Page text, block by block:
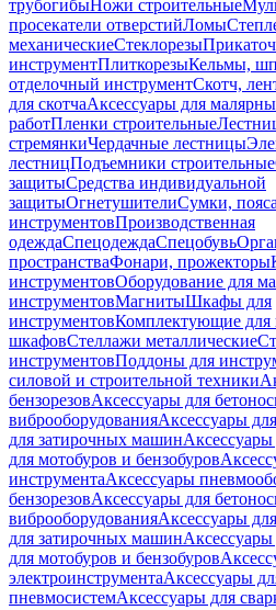
трубогибыНожи строительные
просекатели отверстийЛомы
механическиеСтеклорезы
инструментПлиткорезыКельмы,
отделочный инструментСкотч,
для скотчаАксессуары для
работПленки строительные
стремянкиЧердачные лестницы
лестницПодъемники строительные
защитыСредства индивидуальной
защитыОгнетушителиСумки,
инструментовПроизводственная
одеждаСпецодеждаСпецобувь
пространстваФонари, прожекторы
инструментовОборудование для
инструментовМагнитыШкафы для
инструментовКомплектующие для
шкафовСтеллажи металлические
инструментовПоддоны для
силовой и строительной техники
бензорезовАксессуары для
виброоборудованияАксессуары
для затирочных машин
для мотобуров и бензобуров
инструментаАксессуары
бензорезовАксессуары для
виброоборудованияАксессуары
для затирочных машин
для мотобуров и бензобуров
электроинструментаАксессуары
пневмосистемАксессуары для